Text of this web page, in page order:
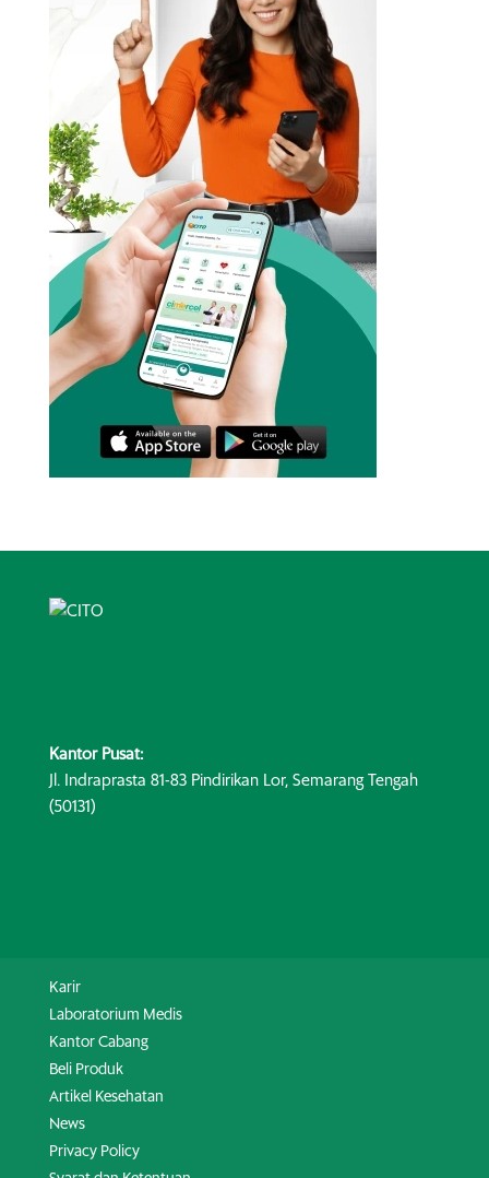
Kantor Pusat:
Jl. Indraprasta 81-83 Pindirikan Lor, Semarang Tengah
(50131)
Karir
Laboratorium Medis
Kantor Cabang
Beli Produk
Artikel Kesehatan
News
Privacy Policy